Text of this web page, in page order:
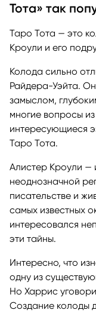
Тота» так
Таро Тота — это
Кроули и его
Колода сильно
Райдера-Уэйта.
замыслом,
многие вопросы
интересующиеся
Таро Тота.
Алистер Кроули —
неоднозначной
писательстве и
самых известных
интересовался
эти тайны.
Интересно, что
одну из
Но Харрис
Создание колоды